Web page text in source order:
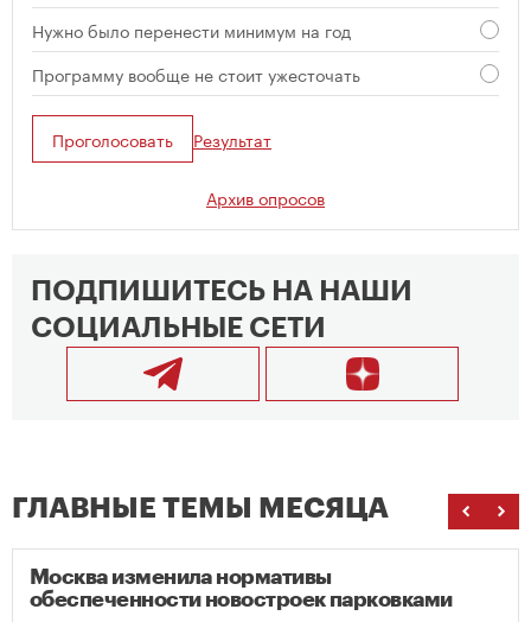
Нужно было перенести минимум на год
Программу вообще не стоит ужесточать
Проголосовать Результат
Архив опросов
ПОДПИШИТЕСЬ НА НАШИ
СОЦИАЛЬНЫЕ СЕТИ
ГЛАВНЫЕ ТЕМЫ МЕСЯЦА
Москва изменила нормативы
обеспеченности новостроек парковками